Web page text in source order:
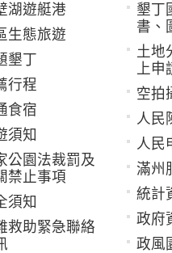
湖遊艇港
生態旅遊
墾丁
行程
食宿
須知
公園法裁罰及
禁止事項
須知
救助緊急聯絡
墾丁
書、
土地
上申
空拍
人民
人民
滿州
統計
政府
政風